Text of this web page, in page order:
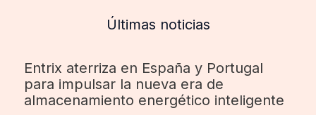
Últimas noticias
Entrix aterriza en España y Portugal
para impulsar la nueva era de
almacenamiento energético inteligente